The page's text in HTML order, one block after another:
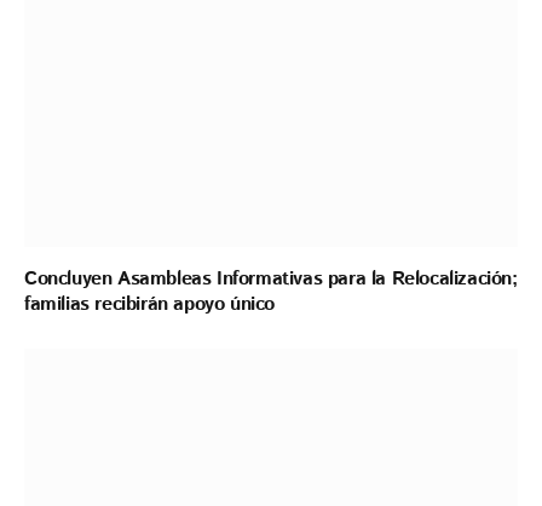
Concluyen Asambleas Informativas para la Relocalización;
familias recibirán apoyo único